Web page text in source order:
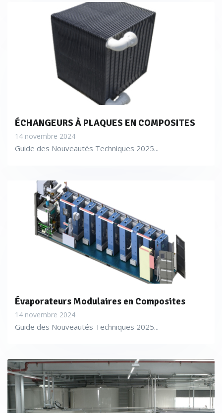
ÉCHANGEURS À PLAQUES EN COMPOSITES
14 novembre 2024
Guide des Nouveautés Techniques 2025...
Évaporateurs Modulaires en Composites
14 novembre 2024
Guide des Nouveautés Techniques 2025...